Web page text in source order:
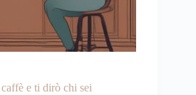
e ti dirò chi sei